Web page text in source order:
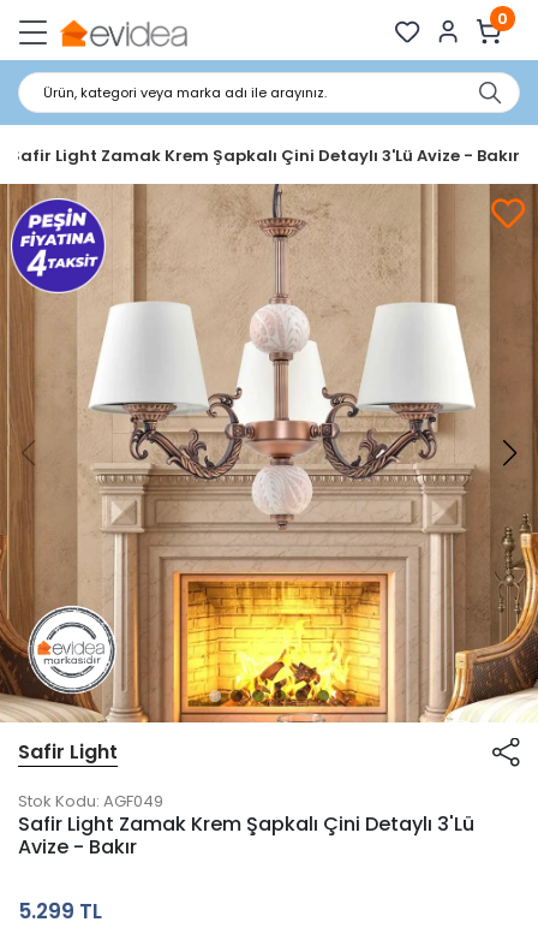
0
Ürün, kategori veya marka adı ile arayınız.
Safir Light Zamak Krem Şapkalı Çini Detaylı 3'Lü Avize - Bakır
Safir Light
Stok Kodu: AGF049
Safir Light Zamak Krem Şapkalı Çini Detaylı 3'Lü
Avize - Bakır
5.299 TL